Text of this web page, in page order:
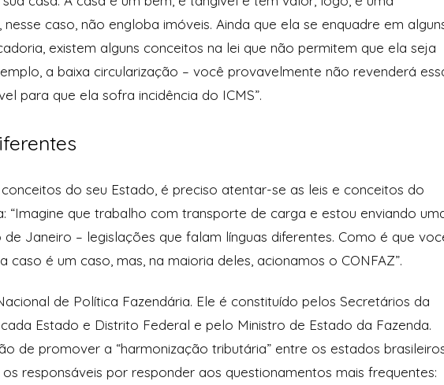
caso, não engloba imóveis. Ainda que ela se enquadre em
existem alguns conceitos na lei que não permitem que ela seja
a baixa circularização – você provavelmente não revenderá
para que ela sofra incidência do ICMS”.
do seu Estado, é preciso atentar-se as leis e conceitos do
“Imagine que trabalho com transporte de carga e estou enviando
Janeiro – legislações que falam línguas diferentes. Como é que
caso é um caso, mas, na maioria deles, acionamos o CONFAZ”.
de Política Fazendária. Ele é constituído pelos Secretários da
Estado e Distrito Federal e pelo Ministro de Estado da Fazenda.
de promover a “harmonização tributária” entre os estados
responsáveis por responder aos questionamentos mais frequentes: